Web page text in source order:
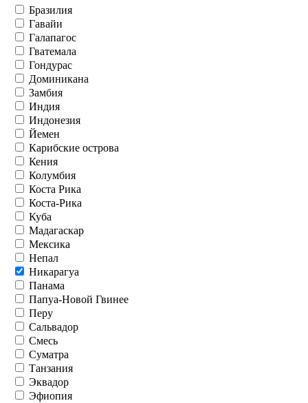
Бразилия
Гавайи
Галапагос
Гватемала
Гондурас
Доминикана
Замбия
Индия
Индонезия
Йемен
Карибские острова
Кения
Колумбия
Коста Рика
Коста-Рика
Куба
Мадагаскар
Мексика
Непал
Никарагуа
Панама
Папуа-Новой Гвинее
Перу
Сальвадор
Смесь
Суматра
Танзания
Эквадор
Эфиопия